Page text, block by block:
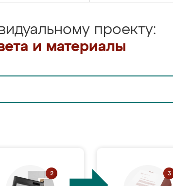
проекту:
и материалы